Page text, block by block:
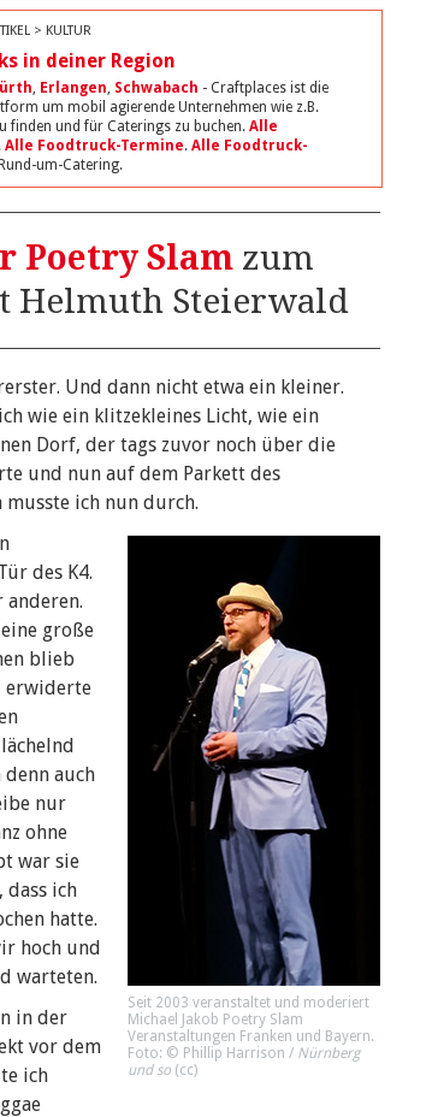
> KULTUR
in deiner Region
, Erlangen, Schwabach - Craftplaces ist die
um mobil agierende Unternehmen wie z.B.
finden und für Caterings zu buchen. Alle
. Alle Foodtruck-Termine. Alle Foodtruck-
um-Catering.
Poetry Slam zum
Helmuth Steierwald
Und dann nicht etwa ein kleiner.
wie ein klitzekleines Licht, wie ein
Dorf, der tags zuvor noch über die
und nun auf dem Parkett des
ich nun durch.
Seit 2003 veranstaltet und moderiert
Michael Jakob Poetry Slam
Veranstaltungen Franken und Bayern.
Foto: © Phillip Harrison / Nürnberg
und so (cc)
des K4.
anderen.
große
blieb
erwiderte
auch
nur
ohne
war sie
dass ich
hatte.
hoch und
warteten.
in der
vor dem
ich